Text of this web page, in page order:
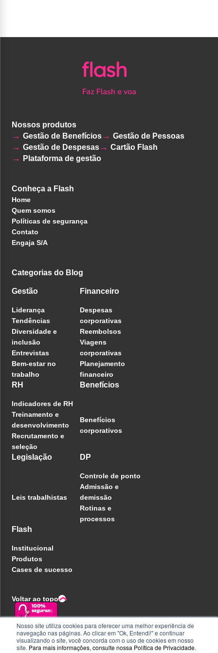
Nosso site utiliza cookies para oferecer uma melhor experiência de
navegação nas páginas. Ao clicar em "Ok, Entendi!" e continuar
visualizando o site, você concorda com o uso de cookies em nosso
site. Para mais informações, consulte nossa Política de Privacidade.
Nossos produtos
Gestão de Benefícios
Gestão de Pessoas
Gestão de Despesas
Cartão Flash
Plataforma de gestão
Conheça a Flash
Home
Quem somos
Políticas de segurança
Contato
Engaja S/A
Categorias do Blog
Gestão
Liderança
Tendências
Diversidade e
inclusão
Entrevistas
Bem-estar no
trabalho
Financeiro
Despesas
corporativas
Reembolsos
Viagens
corporativas
Planejamento
financeiro
RH
Indicadores de RH
Treinamento e
desenvolvimento
Recrutamento e
seleção
Benefícios
Benefícios
corporativos
Legislação
Leis trabalhistas
DP
Controle de ponto
Admissão e
demissão
Rotinas e
processos
Flash
Institucional
Produtos
Cases de sucesso
Voltar ao topo
Política de privacidade
Central de ajuda